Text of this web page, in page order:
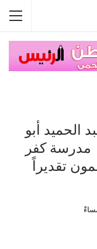
الحميد أبو
مدرسة كفر
تقديراً